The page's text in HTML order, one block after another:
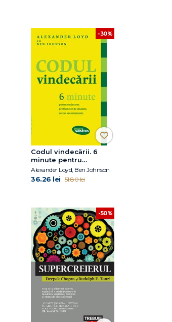
-30%
Codul vindecării. 6
minute pentru
vindecarea
problemelor de
sănătate, succes sau
Alexander Loyd, Ben Johnson
36.26 lei 51.80 lei
-50%